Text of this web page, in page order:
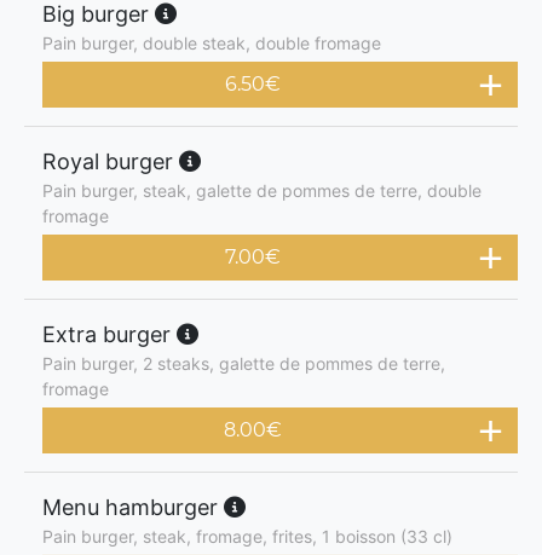
Big burger
Pain burger, double steak, double fromage
6.50€
Royal burger
Pain burger, steak, galette de pommes de terre, double
fromage
7.00€
Extra burger
Pain burger, 2 steaks, galette de pommes de terre,
fromage
8.00€
Menu hamburger
Pain burger, steak, fromage, frites, 1 boisson (33 cl)